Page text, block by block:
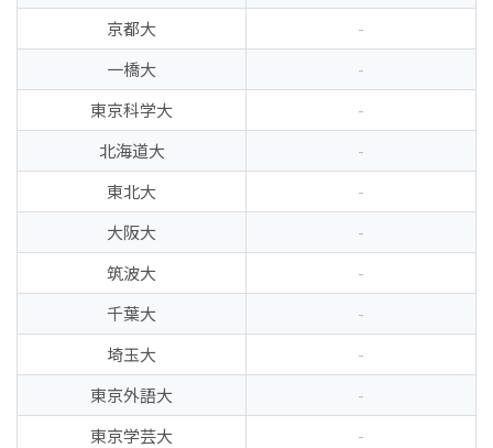
京都大
-
一橋大
-
東京科学大
-
北海道大
-
東北大
-
大阪大
-
筑波大
-
千葉大
-
埼玉大
-
東京外語大
-
東京学芸大
-